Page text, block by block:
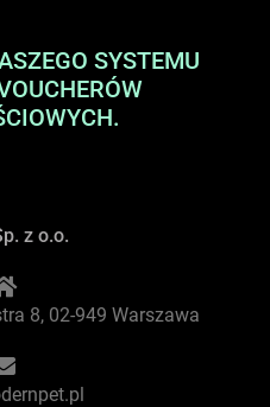
SYSTEMU
z o.o.
8, 02-949 Warszawa